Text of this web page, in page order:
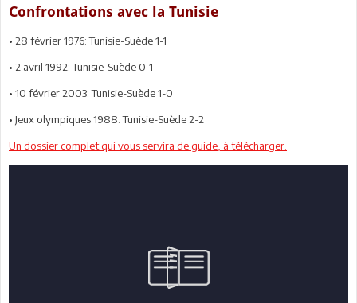
Confrontations avec la Tunisie
• 28 février 1976: Tunisie-Suède 1-1
• 2 avril 1992: Tunisie-Suède 0-1
• 10 février 2003: Tunisie-Suède 1-0
• Jeux olympiques 1988: Tunisie-Suède 2-2
Un dossier complet qui vous servira de guide, à télécharger.